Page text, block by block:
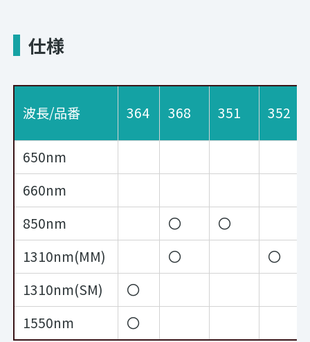
仕様
波長/品番 364 368 351 352
650nm
660nm
850nm
〇
〇
1310nm(MM)
〇
〇
1310nm(SM)
〇
1550nm
〇